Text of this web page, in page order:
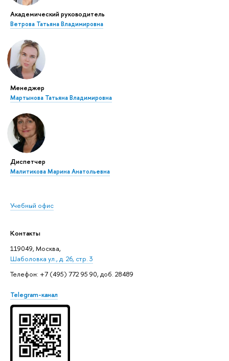
Академический руководитель
Ветрова Татьяна Владимировна
Менеджер
Мартынова Татьяна Владимировна
Диспетчер
Малитикова Марина Анатольевна
Учебный офис
Контакты
119049, Москва,
Шаболовка ул., д. 26, стр. 3
Телефон: +7 (495) 772 95 90, доб. 28489
Telegram-канал